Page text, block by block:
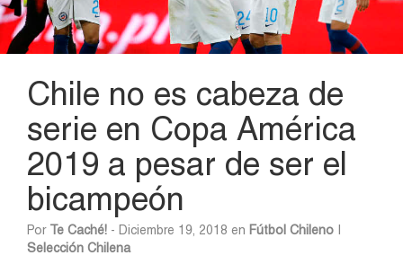
Chile no es cabeza de
serie en Copa América
2019 a pesar de ser el
bicampeón
Por Te Caché! - Diciembre 19, 2018 en Fútbol Chileno
Selección Chilena